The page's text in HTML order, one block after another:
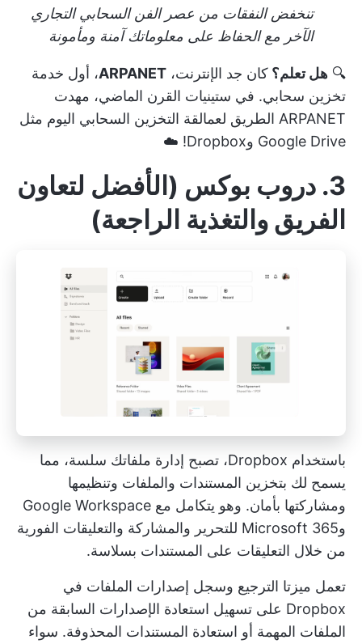
تنخفض النفقات من عصر الفن السحابي التجاري
الآخر مع الحفاظ على معلوماتك آمنة ومأمونة
🔍 هل تعلم؟ كان جد الإنترنت، ARPANET، أول خدمة
تخزين سحابي. في ستينيات القرن الماضي، مهدت
ARPANET الطريق لعمالقة التخزين السحابي اليوم مثل
Google Drive وDropbox! ☁️
3. دروب بوكس (الأفضل لتعاون
الفريق والتغذية الراجعة)
باستخدام Dropbox، تصبح إدارة ملفاتك سلسة، مما
يسمح لك بتخزين المستندات والملفات وتنظيمها
ومشاركتها بأمان. وهو يتكامل مع Google Workspace
وMicrosoft 365 للتحرير والمشاركة والتعليقات الفورية
من خلال التعليقات على المستندات بسلاسة.
تعمل ميزتا الترجيع وسجل إصدارات الملفات في
Dropbox على تسهيل استعادة الإصدارات السابقة من
الملفات المهمة أو استعادة المستندات المحذوفة. سواء